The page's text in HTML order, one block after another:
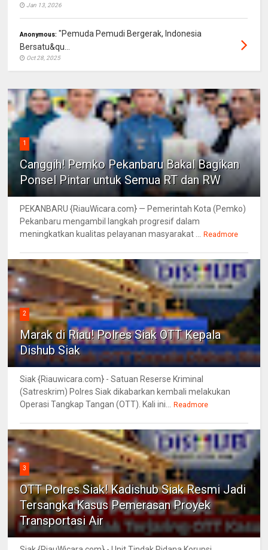
Jan 13, 2026
Anonymous: "Pemuda Pemudi Bergerak, Indonesia
Bersatu&qu...
Oct 28, 2025
1
Canggih! Pemko Pekanbaru Bakal Bagikan
Ponsel Pintar untuk Semua RT dan RW
PEKANBARU {RiauWicara.com} — Pemerintah Kota (Pemko)
Pekanbaru mengambil langkah progresif dalam
meningkatkan kualitas pelayanan masyarakat ...
Readmore
2
Marak di Riau! Polres Siak OTT Kepala
Dishub Siak
Siak {Riauwicara.com} - Satuan Reserse Kriminal
(Satreskrim) Polres Siak dikabarkan kembali melakukan
Operasi Tangkap Tangan (OTT). Kali ini...
Readmore
3
OTT Polres Siak! Kadishub Siak Resmi Jadi
Tersangka Kasus Pemerasan Proyek
Transportasi Air